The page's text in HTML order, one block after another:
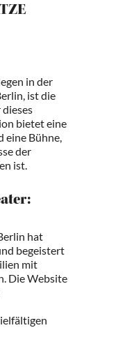
in der
ist die
bietet eine
eine Bühne,
der
ist.
hat
begeistert
mit
Die Website